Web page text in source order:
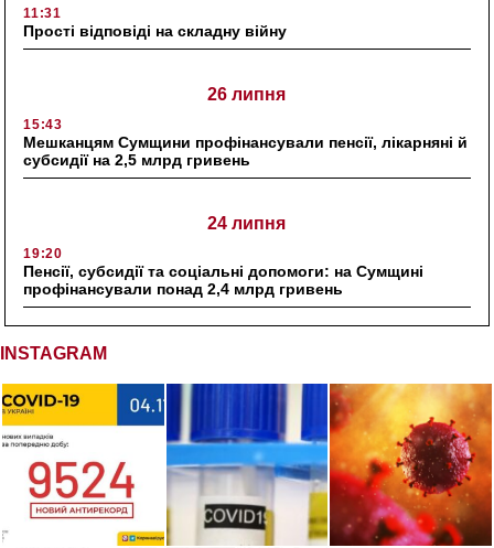
11:31
Прості відповіді на складну війну
26 липня
15:43
Мешканцям Сумщини профінансували пенсії, лікарняні й
субсидії на 2,5 млрд гривень
24 липня
19:20
Пенсії, субсидії та соціальні допомоги: на Сумщині
профінансували понад 2,4 млрд гривень
INSTAGRAM